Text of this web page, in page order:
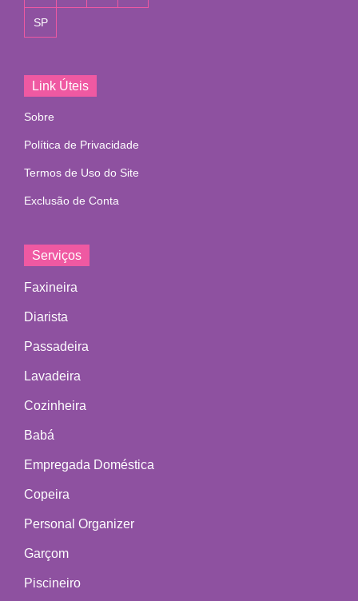
SP
Link Úteis
Sobre
Política de Privacidade
Termos de Uso do Site
Exclusão de Conta
Serviços
Faxineira
Diarista
Passadeira
Lavadeira
Cozinheira
Babá
Empregada Doméstica
Copeira
Personal Organizer
Garçom
Piscineiro